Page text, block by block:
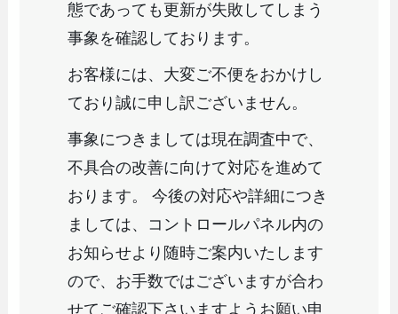
態であっても更新が失敗してしまう
事象を確認しております。
お客様には、大変ご不便をおかけし
ており誠に申し訳ございません。
事象につきましては現在調査中で、
不具合の改善に向けて対応を進めて
おります。 今後の対応や詳細につき
ましては、コントロールパネル内の
お知らせより随時ご案内いたします
ので、お手数ではございますが合わ
せてご確認下さいますようお願い申